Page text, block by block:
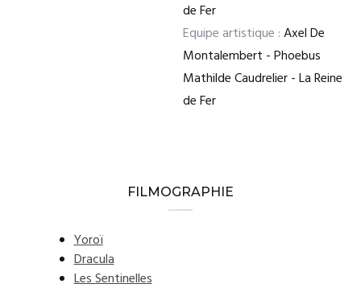
de Fer
Equipe artistique :Axel De
Montalembert - Phoebus
Mathilde Caudrelier - La Reine
de Fer
FILMOGRAPHIE
Yoroï
Dracula
Les Sentinelles